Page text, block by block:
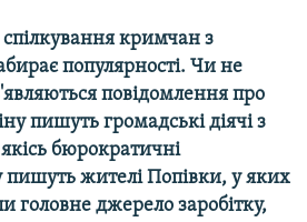
кримчан з
популярності. Чи не
повідомлення про
пишуть громадські діячі з
бюрократичні
пишуть жителі Попівки, у яких
головне джерело заробітку,